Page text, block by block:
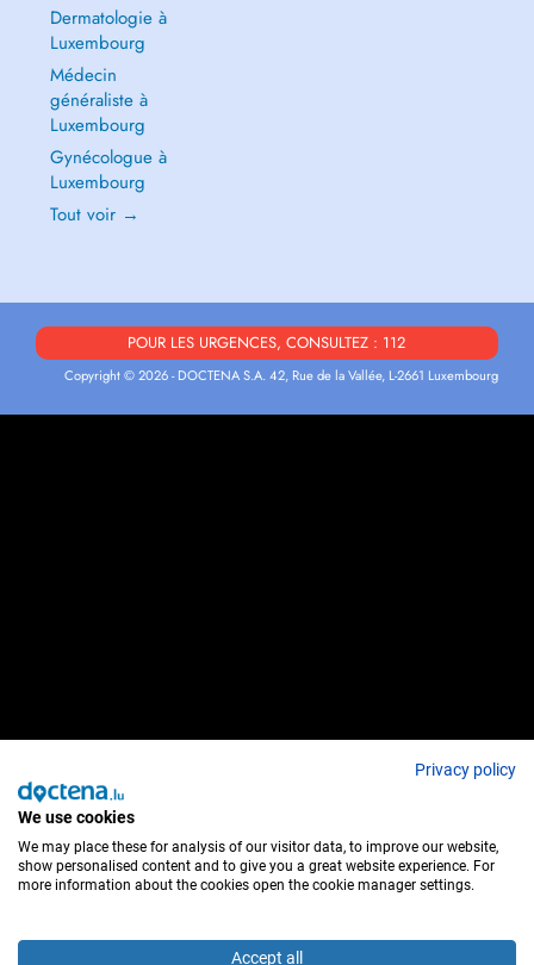
Dermatologie à
Luxembourg
Médecin
généraliste à
Luxembourg
Gynécologue à
Luxembourg
Tout voir →
POUR LES URGENCES, CONSULTEZ : 112
Copyright © 2026 - DOCTENA S.A. 42, Rue de la Vallée, L-2661 Luxembourg
Privacy policy
We use cookies
We may place these for analysis of our visitor data, to improve our website,
show personalised content and to give you a great website experience. For
more information about the cookies open the cookie manager settings.
Accept all